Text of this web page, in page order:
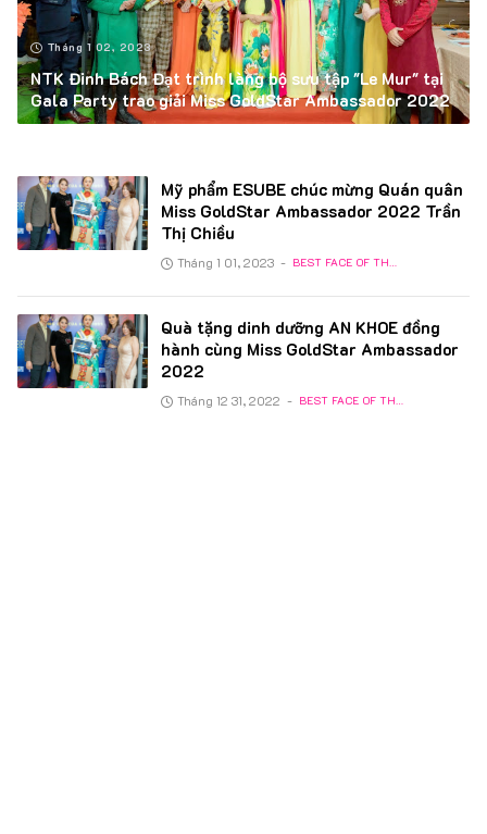
Tháng 1 02, 2023
NTK Đinh Bách Đạt trình làng bộ sưu tập "Le Mur" tại
Gala Party trao giải Miss GoldStar Ambassador 2022
Mỹ phẩm ESUBE chúc mừng Quán quân
Miss GoldStar Ambassador 2022 Trần
Thị Chiều
Tháng 1 01, 2023 - BEST FACE OF THE YEAR 2022
Quà tặng dinh dưỡng AN KHOE đồng
hành cùng Miss GoldStar Ambassador
2022
Tháng 12 31, 2022 - BEST FACE OF THE YEAR 2022